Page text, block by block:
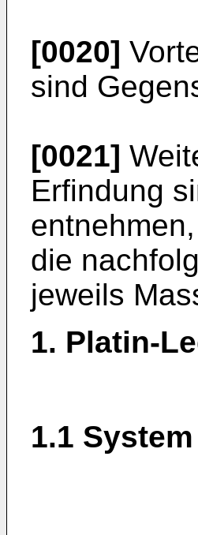
[0020]
sind
[0021]
Erfindung
die
jeweils
1. Platin-
1.1